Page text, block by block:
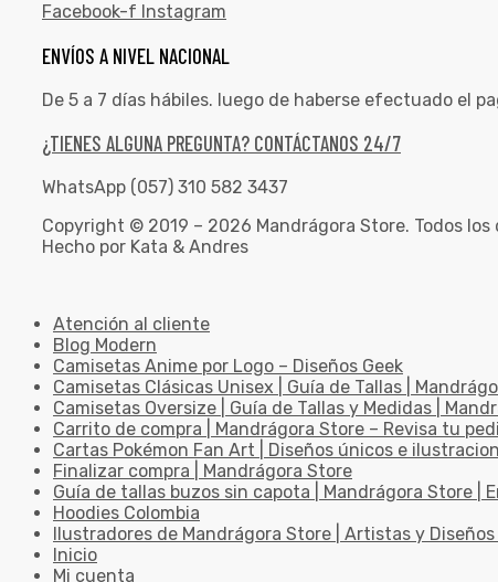
Facebook-f Instagram
ENVÍOS A NIVEL NACIONAL
De 5 a 7 días hábiles. luego de haberse efectuado el
¿TIENES ALGUNA PREGUNTA? CONTÁCTANOS 24/7
WhatsApp (057) 310 582 3437
Copyright © 2019 – 2026 Mandrágora Store. Todos los
Hecho por Kata & Andres
Atención al cliente
Blog Modern
Camisetas Anime por Logo – Diseños Geek
Camisetas Clásicas Unisex | Guía de Tallas |
Camisetas Oversize | Guía de Tallas y Medidas |
Carrito de compra | Mandrágora Store – Revisa tu
Cartas Pokémon Fan Art | Diseños únicos e
Finalizar compra | Mandrágora Store
Guía de tallas buzos sin capota | Mandrágora Store |
Hoodies Colombia
Ilustradores de Mandrágora Store | Artistas y
Inicio
Mi cuenta